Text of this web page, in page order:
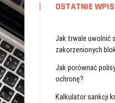
OSTATNIE
Jak trwale uwolnić
zakorzenionych
Jak porównać
ochronę?
Kalkulator sankcji